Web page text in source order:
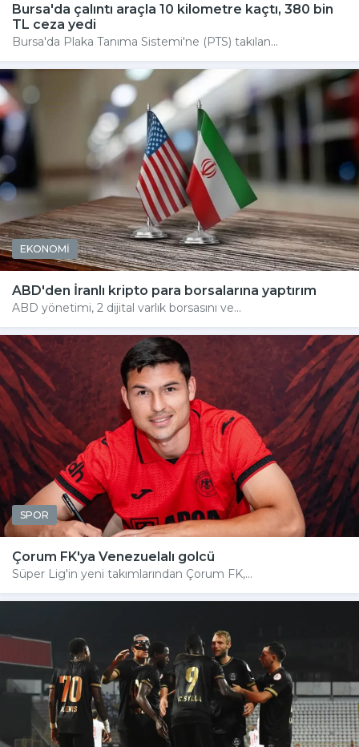
Bursa'da çalıntı araçla 10 kilometre kaçtı, 380 bin
TL ceza yedi
Bursa'da Plaka Tanıma Sistemi'ne (PTS) takılan...
EKONOMİ
ABD'den İranlı kripto para borsalarına yaptırım
ABD yönetimi, 2 dijital varlık borsasını ve...
SPOR
Çorum FK'ya Venezuelalı golcü
Süper Lig'in yeni takımlarından Çorum FK,...